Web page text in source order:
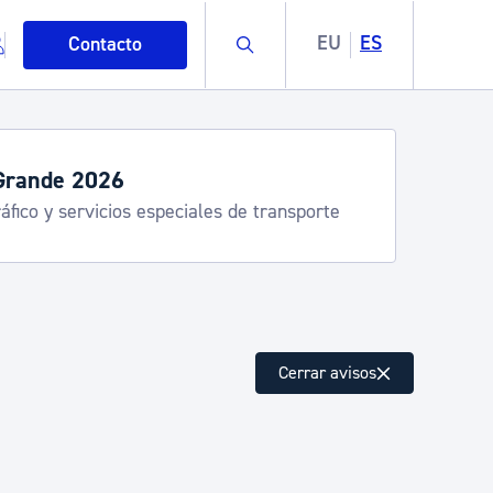
Contacto Buscar EU ES
de verano
Kirola, Donostia Kultura, San Telmo,
Turismo
Cerrar avisos